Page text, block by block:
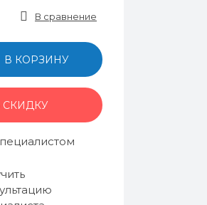
В сравнение
В КОРЗИНУ